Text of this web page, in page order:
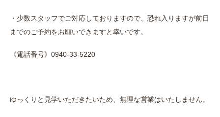
・少数スタッフでご対応しておりますので、恐れ入りますが前日
までのご予約をお願いできますと幸いです。
《電話番号》0940-33-5220
ゆっくりと見学いただきたいため、無理な営業はいたしません。